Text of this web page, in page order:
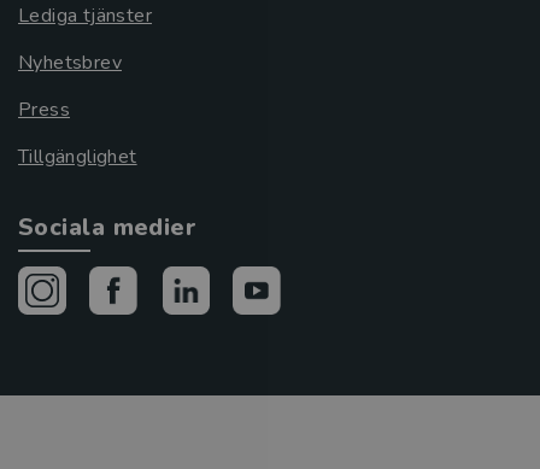
Lediga tjänster
Nyhetsbrev
Press
Tillgänglighet
Sociala medier